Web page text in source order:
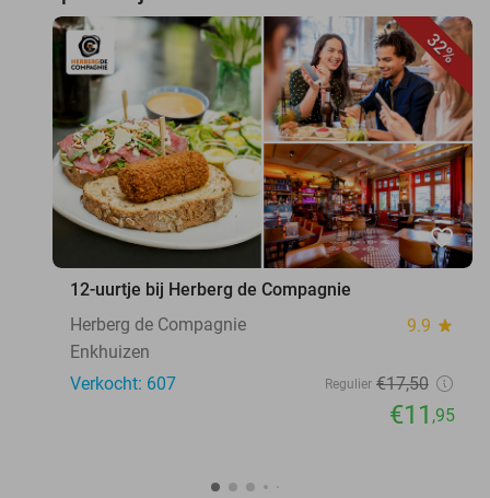
32%
favorite_border
12-uurtje bij Herberg de Compagnie
Herberg de Compagnie
9.9 star
Enkhuizen
Verkocht: 607
Regulier €17,50
€11 ,95